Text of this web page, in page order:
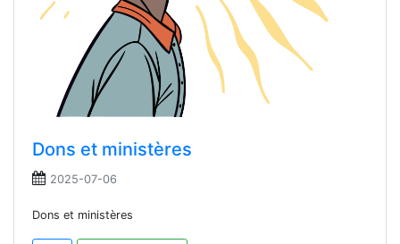
Dons et ministères
2025-07-06
Dons et ministères